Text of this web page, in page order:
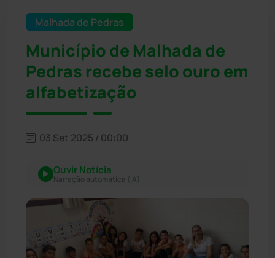
Malhada de Pedras
Município de Malhada de
Pedras recebe selo ouro em
alfabetização
03 Set 2025 / 00:00
Ouvir Notícia
Narração automática (IA)